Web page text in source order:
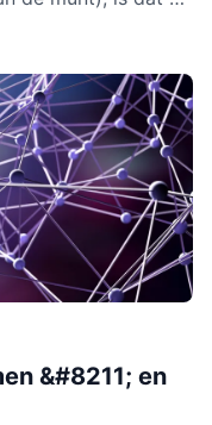
dit nu eigenlijk p
&#8211; en